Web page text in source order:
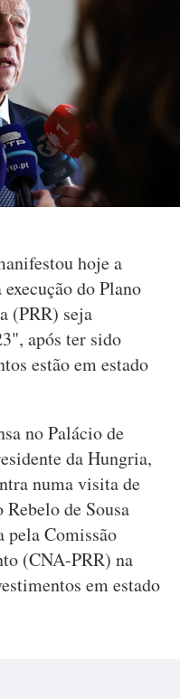
hoje a
do Plano
(PRR) seja
após ter sido
estão em estado
no Palácio de
da Hungria,
numa visita de
de Sousa
pela Comissão
(CNA-PRR) na
em estado